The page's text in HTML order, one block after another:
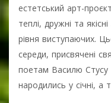
естетський арт-
теплі, дружні та
рівня виступаючих.
середи, присвячені
поетам Василю Стусу
народились у січні, а